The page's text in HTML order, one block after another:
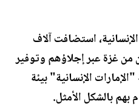
استضافت آلاف
من غزة عبر إجلاؤهم وتوفير
الإنسانية" بيئة
بهم بالشكل الأمثل.